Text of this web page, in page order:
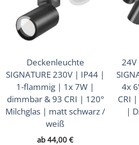
Deckenleuchte
SIGNATURE 230V | IP44 |
1-flammig | 1x 7W |
dimmbar & 93 CRI | 120°
Milchglas | matt schwarz /
weiß
ab 44,00 €
24V
4x
CRI
|